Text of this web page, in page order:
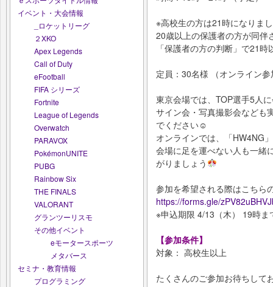
イベント・大会情報
_ロケットリーグ
２XKO
Apex Legends
Call of Duty
eFootball
FIFA シリーズ
Fortnite
League of Legends
Overwatch
PARAVOX
PokémonUNITE
PUBG
Rainbow Six
THE FINALS
VALORANT
グランツーリスモ
その他イベント
eモータースポーツ
メタバース
セミナ・教育情報
プログラミング
※高校生の方は21時になりま
20歳以上の保護者の方が同伴
「保護者の方の判断」で21
定員：30名様 （オンライン
東京会場では、TOP選手5人
サイン会・写真撮影会なども
でください☺
オンラインでは、「HW4NG
会場に足を運べない人も一緒
がりましょう
参加を希望される際はこちら
https://forms.gle/
※申込期限 4/13（木） 19時ま
【参加条件】
対象： 高校生以上
たくさんのご参加お待ちして